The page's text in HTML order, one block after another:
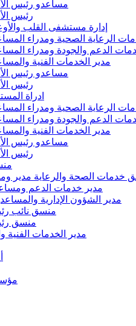
مساعدو رئيس
رئيس
إدارة مستشفى القلب
الرعاية الصحية ومدراء
الدعم والجودة ومدراء
مدير الخدمات الفنية
مساعدو رئيس
رئيس
ادراة
الرعاية الصحية ومدراء
الدعم والجودة ومدراء
مدير الخدمات الفنية
مساعدو رئيس
رئيس
خدمات الصحة والرعاية مدير
مدير خدمات الدعم
مدير الشؤون الإدارية
منسق نائب
منسق
مدير الخدمات الفنية